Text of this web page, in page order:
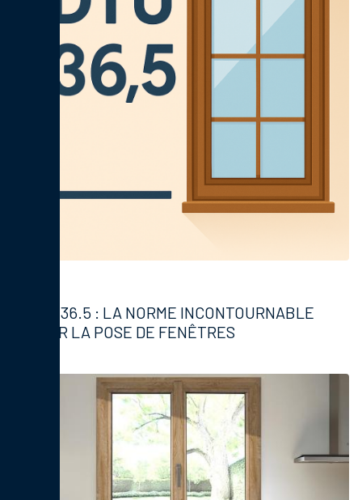
DTU 36.5 : LA NORME INCONTOURNABLE
POUR LA POSE DE FENÊTRES